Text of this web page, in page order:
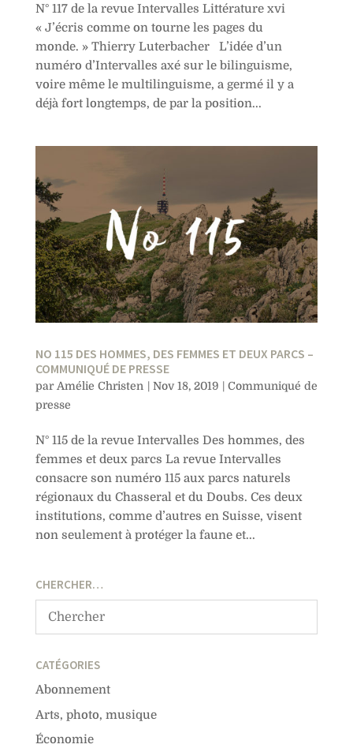
N° 117 de la revue Intervalles Littérature xvi
« J’écris comme on tourne les pages du
monde. » Thierry Luterbacher L’idée d’un
numéro d’Intervalles axé sur le bilinguisme,
voire même le multilinguisme, a germé il y a
déjà fort longtemps, de par la position...
NO 115 DES HOMMES, DES FEMMES ET DEUX PARCS –
COMMUNIQUÉ DE PRESSE
par Amélie Christen | Nov 18, 2019 | Communiqué de
presse
N° 115 de la revue Intervalles Des hommes, des
femmes et deux parcs La revue Intervalles
consacre son numéro 115 aux parcs naturels
régionaux du Chasseral et du Doubs. Ces deux
institutions, comme d’autres en Suisse, visent
non seulement à protéger la faune et...
CHERCHER…
CATÉGORIES
Abonnement
Arts, photo, musique
Économie